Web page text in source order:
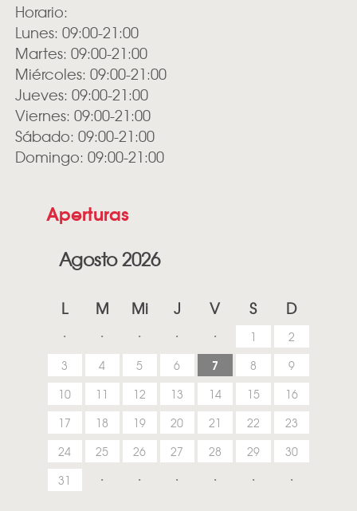
Horario:
Lunes: 09:00-21:00
Martes: 09:00-21:00
Miércoles: 09:00-21:00
Jueves: 09:00-21:00
Viernes: 09:00-21:00
Sábado: 09:00-21:00
Domingo: 09:00-21:00
Aperturas
Agosto 2026
L M Mi J V S D
1
2
3
4 5 6 7 8
9
10
11 12 13 14 15
16
17
18 19 20 21 22
23
24
25 26 27 28 29
30
31